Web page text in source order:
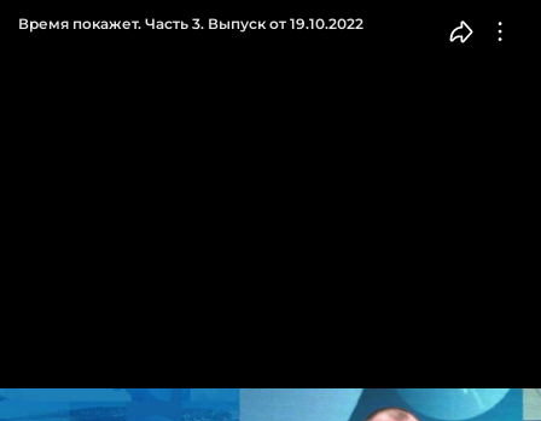
Время покажет. Часть 3. Выпуск от 19.10.2022